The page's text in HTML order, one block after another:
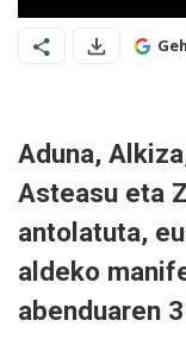
Aduna,
Asteasu eta
antolatuta,
aldeko
abenduaren